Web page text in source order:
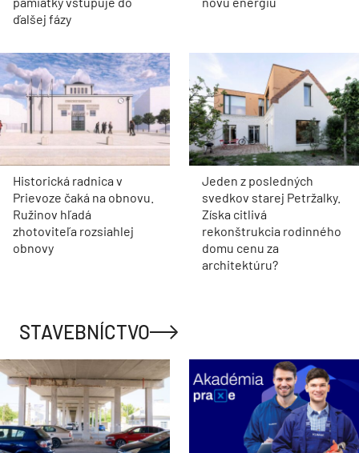
ďalšej fázy
Historická radnica v
Prievoze čaká na obnovu.
Ružinov hľadá
zhotoviteľa rozsiahlej
obnovy
Jeden z posledných
svedkov starej Petržalky.
Získa citlivá
rekonštrukcia rodinného
domu cenu za
architektúru?
STAVEBNÍCTVO